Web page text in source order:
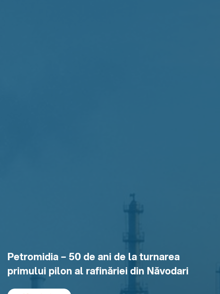
Petromidia – 50 de ani de la turnarea
primului pilon al rafinăriei din Năvodari